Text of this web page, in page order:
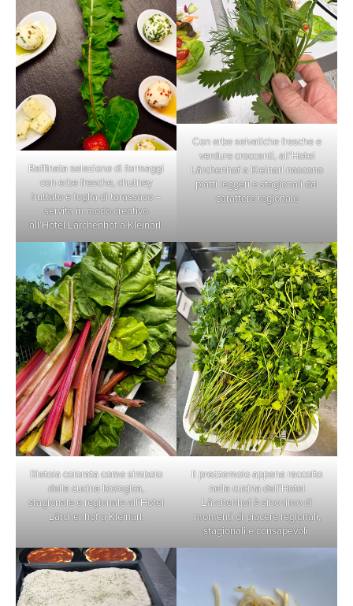
Raffinata selezione di formaggi
con erbe fresche, chutney
fruttato e foglia di tarassaco –
servita in modo creativo
all’Hotel Lärchenhof a Kleinarl.
Con erbe selvatiche fresche e
verdure croccanti, all’Hotel
Lärchenhof a Kleinarl nascono
piatti leggeri e stagionali dal
carattere regionale
Bietola colorata come simbolo
della cucina biologica,
stagionale e regionale all’Hotel
Lärchenhof a Kleinarl.
Il prezzemolo appena raccolto
nella cucina dell’Hotel
Lärchenhof è sinonimo di
momenti di piacere regionali,
stagionali e consapevoli.